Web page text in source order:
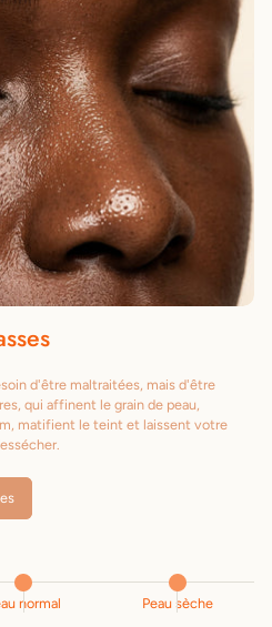
d'être maltraitées, mais d'être
qui affinent le grain de peau,
matifient le teint et laissent votre
normal Peau sèche